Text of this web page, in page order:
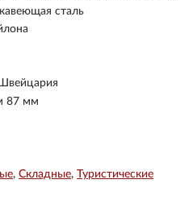
сталь
87 мм
Складные Туристические